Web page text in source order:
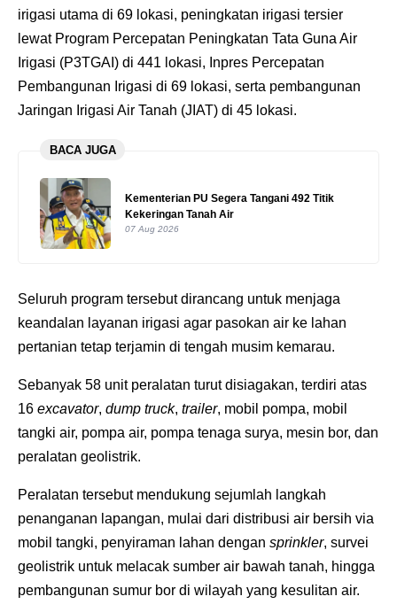
irigasi utama di 69 lokasi, peningkatan irigasi tersier
lewat Program Percepatan Peningkatan Tata Guna Air
Irigasi (P3TGAI) di 441 lokasi, Inpres Percepatan
Pembangunan Irigasi di 69 lokasi, serta pembangunan
Jaringan Irigasi Air Tanah (JIAT) di 45 lokasi.
BACA JUGA
Kementerian PU Segera Tangani 492 Titik
Kekeringan Tanah Air
07 Aug 2026
Seluruh program tersebut dirancang untuk menjaga
keandalan layanan irigasi agar pasokan air ke lahan
pertanian tetap terjamin di tengah musim kemarau.
Sebanyak 58 unit peralatan turut disiagakan, terdiri atas
16 excavator, dump truck, trailer, mobil pompa, mobil
tangki air, pompa air, pompa tenaga surya, mesin bor, dan
peralatan geolistrik.
Peralatan tersebut mendukung sejumlah langkah
penanganan lapangan, mulai dari distribusi air bersih via
mobil tangki, penyiraman lahan dengan sprinkler, survei
geolistrik untuk melacak sumber air bawah tanah, hingga
pembangunan sumur bor di wilayah yang kesulitan air.